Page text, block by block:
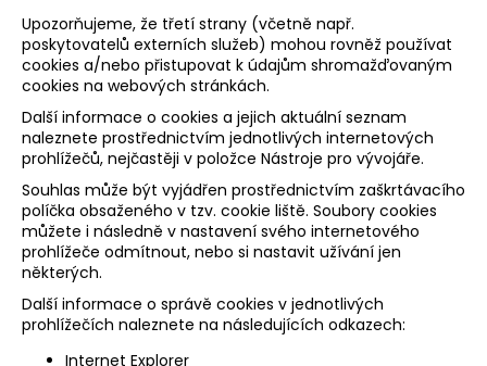
Upozorňujeme, že třetí strany (včetně např.
poskytovatelů externích služeb) mohou rovněž používat
cookies a/nebo přistupovat k údajům shromažďovaným
cookies na webových stránkách.
Další informace o cookies a jejich aktuální seznam
naleznete prostřednictvím jednotlivých internetových
prohlížečů, nejčastěji v položce Nástroje pro vývojáře.
Souhlas může být vyjádřen prostřednictvím zaškrtávacího
políčka obsaženého v tzv. cookie liště. Soubory cookies
můžete i následně v nastavení svého internetového
prohlížeče odmítnout, nebo si nastavit užívání jen
některých.
Další informace o správě cookies v jednotlivých
prohlížečích naleznete na následujících odkazech:
Internet Explorer